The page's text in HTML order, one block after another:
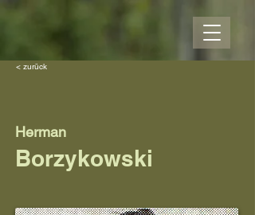
< zurück
Herman
Borzykowski